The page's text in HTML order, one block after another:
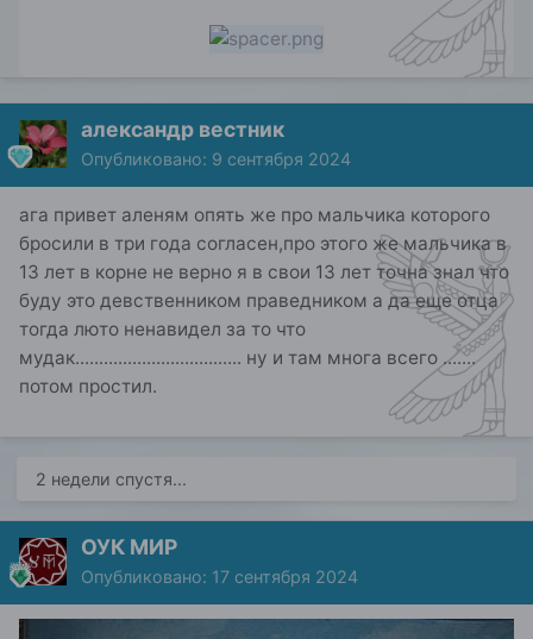
александр вестник
Опубликовано: 9 сентября 2024
ага привет аленям опять же про мальчика которого
бросили в три года согласен,про этого же мальчика в
13 лет в корне не верно я в свои 13 лет точна знал что
буду это девственником праведником а да еще отца
тогда люто ненавидел за то что
мудак................................... ну и там многа всего .......
потом простил.
2 недели спустя...
ОУК МИР
Опубликовано: 17 сентября 2024